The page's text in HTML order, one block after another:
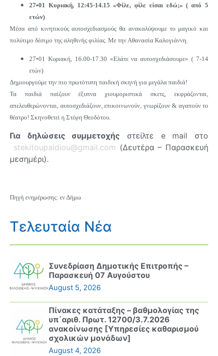
27•01 Κυριακή, 12:45-14.15 «Φίλε, φίλε είσαι εδώ;» ( από 5
ετών)
Μέσα από κινητικούς αυτοσχεδιασμούς θα ανακαλύψουμε το μαγικό και
πολύτιμο δέσιμο της αληθινής φιλίας. Με την Αθανασία Καλογιάννη.
27•01 Κυριακή, 16.00-17.30 «Ελάτε να αυτοσχεδιάσουμε» ( 7-14
ετών)
Δημιουργούμε την πιο πρωτότυπη παιδική σκηνή για μεγάλα παιδιά!
Τα παιδιά παίζουν έξυπνα χιουμοριστικά σκετς, εκφράζονται,
απελευθερώνονται, αυτοσχεδιάζουν, επικοινωνούν, γνωρίζουν & αγαπούν το
θέατρο! Σκηνοθετεί η Στέφη Θεοδότου.
Για δηλώσεις συμμετοχής στείλτε e mail στο
stekitoupaidiou@gmail.com (Δευτέρα – Παρασκευή
μεσημέρι).
Πηγή ενημέρωσης: εν Δήμω
Τελευταία Νέα
Συνεδρίαση Δημοτικής Επιτροπής –
Παρασκευή 07 Αυγούστου
August 5, 2026
Πίνακες κατάταξης – βαθμολογίας της
υπ΄αριθ. Πρωτ. 12700/3.7.2026
ανακοίνωσης [Υπηρεσίες καθαρισμού
σχολικών μονάδων]
August 4, 2026